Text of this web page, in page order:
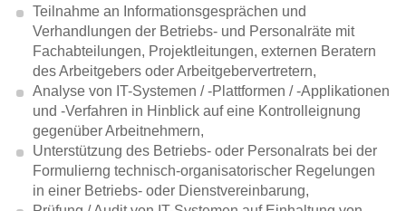
Teilnahme an Informationsgesprächen und
Verhandlungen der Betriebs- und Personalräte mit
Fachabteilungen, Projektleitungen, externen Beratern
des Arbeitgebers oder Arbeitge­bervertretern,
Analyse von IT-Systemen / -Plattformen / -Applikationen
und -Verfahren in Hinblick auf eine Kontrolleignung
gegenüber Arbeitnehmern,
Unterstützung des Betriebs- oder Personalrats bei der
Formulierng technisch-organisatorischer Regelungen
in einer Betriebs- oder Dienstvereinbarung,
Betriebliche Alterversorgung
Mitbestimmung bei Veräußerung und
Restrukturierung
Wirtschaftswissen von A-Z
Controlling im Versicherungs-
Unternehmen